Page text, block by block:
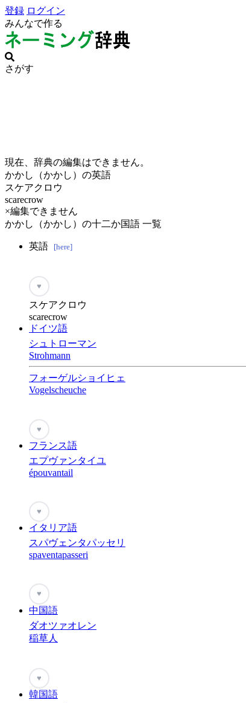
登録 ログイン
みんなで作る
さがす
現在、辞典の編集はできません。
かかし（かかし）の英語
スケアクロウ
scarecrow
×編集できません
かかし（かかし）の十二か国語 一覧
英語 [here]
♥
スケアクロウ
scarecrow
ドイツ語
シュトローマン
Strohmann
フォーゲルショイヒェ
Vogelscheuche
♥
フランス語
エプヴァンタイユ
épouvantail
♥
イタリア語
スパヴェンタパッセリ
spaventapasseri
♥
中国語
ダオツァオレン
稲草人
♥
韓国語